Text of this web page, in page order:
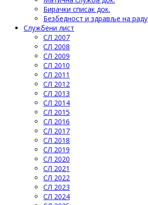
Бирачки списак док.
Безбедност и здравље на раду
Службени лист
СЛ 2007
СЛ 2008
СЛ 2009
СЛ 2010
СЛ 2011
СЛ 2012
СЛ 2013
СЛ 2014
СЛ 2015
СЛ 2016
СЛ 2017
СЛ 2018
СЛ 2019
СЛ 2020
СЛ 2021
СЛ 2022
СЛ 2023
СЛ 2024